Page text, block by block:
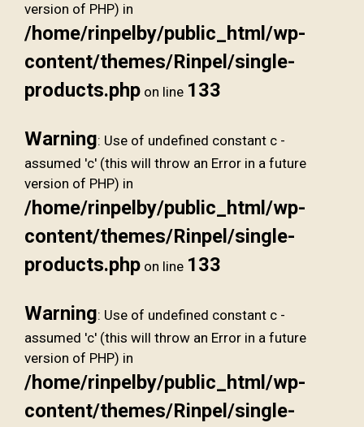
version of PHP) in
/home/rinpelby/public_html/wp-
content/themes/Rinpel/single-
products.php on line 133
Warning: Use of undefined constant c -
assumed 'c' (this will throw an Error in a future
version of PHP) in
/home/rinpelby/public_html/wp-
content/themes/Rinpel/single-
products.php on line 133
Warning: Use of undefined constant c -
assumed 'c' (this will throw an Error in a future
version of PHP) in
/home/rinpelby/public_html/wp-
content/themes/Rinpel/single-